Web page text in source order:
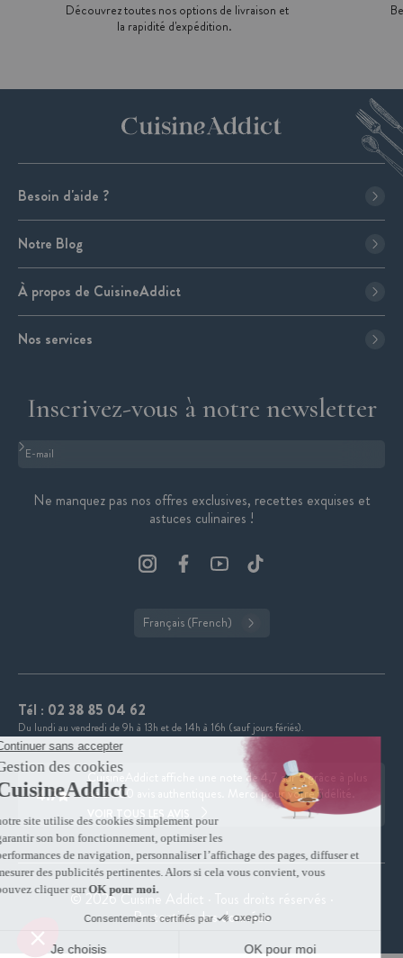
Découvrez toutes nos options de livraison et
la rapidité d'expédition.
Besoin d'aide ?
Notre Blog
À propos de CuisineAddict
Nos services
Inscrivez-vous à notre newsletter
Format : adresse@email.com
Ne manquez pas nos offres exclusives, recettes exquises et
astuces culinaires !
Français (French)
Tél : 02 38 85 04 62
Du lundi au vendredi de 9h à 13h et de 14h à 16h (sauf jours fériés).
4.7
CuisineAddict affiche une note de 4,7 sur 5 grâce à plus
de 3 700 avis authentiques. Merci pour votre fidélité.
VOIR TOUS LES AVIS
© 2026 Cuisine Addict · Tous droits réservés ·
Protection des données